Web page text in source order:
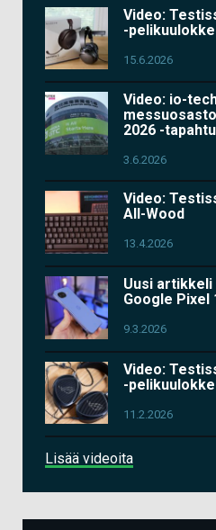
Video:
-
15.6.2026
Video: io-
2026 -
3.6.2026
Video:
All-Wood
13.4.2026
Uusi
Google Pixel
9.3.2026
Video:
-
11.2.2026
Lisää videoita